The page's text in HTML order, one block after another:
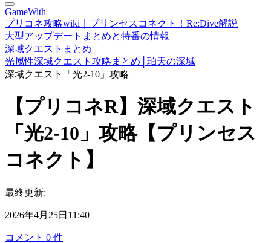
GameWith
プリコネ攻略wiki｜プリンセスコネクト！Re:Dive解説
大型アップデートまとめと特番の情報
深域クエストまとめ
光属性深域クエスト攻略まとめ│珀天の深域
深域クエスト「光2-10」攻略
【プリコネR】深域クエスト
「光2-10」攻略【プリンセス
コネクト】
最終更新:
2026年4月25日11:40
コメント 0 件